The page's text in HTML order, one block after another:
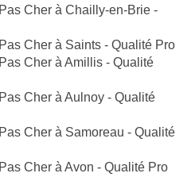
Cher à Chailly-en-Brie -
Cher à Saints - Qualité Pro
Cher à Amillis - Qualité
Cher à Aulnoy - Qualité
Cher à Samoreau - Qualité
Cher à Avon - Qualité Pro